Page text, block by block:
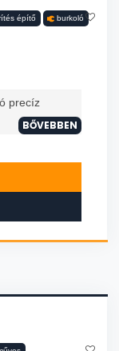
építő burkoló
precíz
BŐVEBBEN